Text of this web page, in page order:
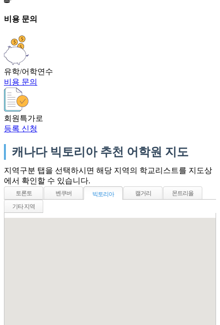
비용 문의
유학/어학연수
비용 문의
회원특가로
등록 신청
캐나다 빅토리아 추천 어학원 지도
지역구분 탭을 선택하시면 해당 지역의 학교리스트를 지도상
에서 확인할 수 있습니다.
토론토 벤쿠버 빅토리아 캘거리
몬트리올
기타 지역